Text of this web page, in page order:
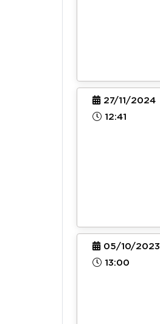
27/11/2024
12:41
05/10/2023
13:00